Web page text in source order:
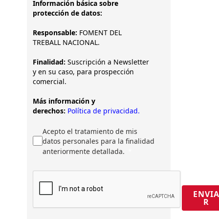
Información básica sobre
protección de datos:
Responsable: FOMENT DEL
TREBALL NACIONAL.
Finalidad: Suscripción a Newsletter
y en su caso, para prospección
comercial.
Más información y
derechos: Política de privacidad.
Acepto el tratamiento de mis
datos personales para la finalidad
anteriormente detallada.
ENVIA
R